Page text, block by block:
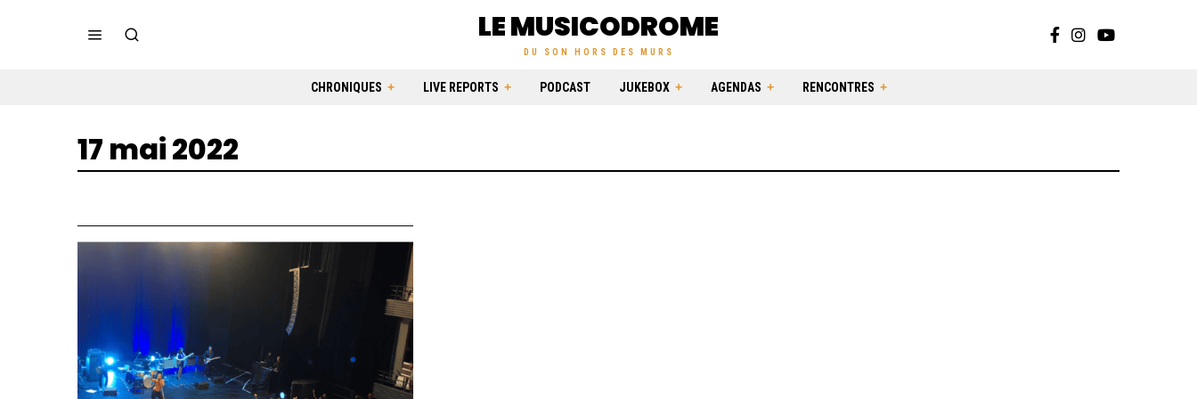
LE MUSICODROME
DU SON HORS DES MURS
CHRONIQUES LIVE REPORTS PODCAST JUKEBOX AGENDAS RENCONTRES
17 mai 2022